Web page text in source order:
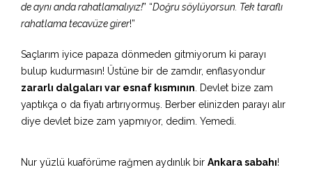
de aynı anda rahatlamalıyız!” “Doğru söylüyorsun. Tek taraflı
rahatlama tecavüze girer!”
Saçlarım iyice papaza dönmeden gitmiyorum ki parayı
bulup kudurmasın! Üstüne bir de zamdır, enflasyondur
zararlı dalgaları var esnaf kısmının . Devlet bize zam
yaptıkça o da fiyatı artırıyormuş. Berber elinizden parayı alır
diye devlet bize zam yapmıyor, dedim. Yemedi.
Nur yüzlü kuaförüme rağmen aydınlık bir Ankara sabahı!